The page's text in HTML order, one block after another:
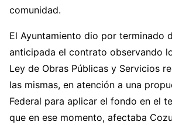
comunidad.
El Ayuntamiento dio por terminado
anticipada el contrato observando
Ley de Obras Públicas y Servicios
las mismas, en atención a una
Federal para aplicar el fondo en el
que en ese momento, afectaba